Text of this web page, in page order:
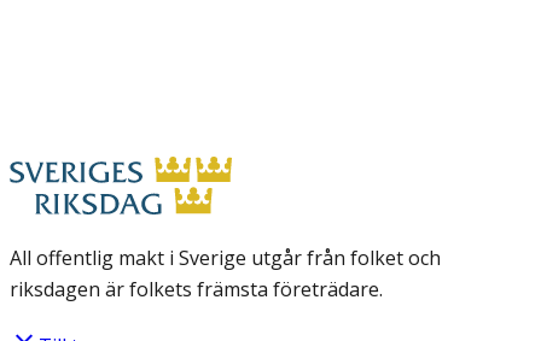
All offentlig makt i Sverige utgår från folket och
riksdagen är folkets främsta företrädare.